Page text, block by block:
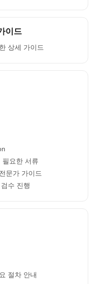
이드
상세 가이드
필요한 서류
문가 가이드
수 진행
절차 안내